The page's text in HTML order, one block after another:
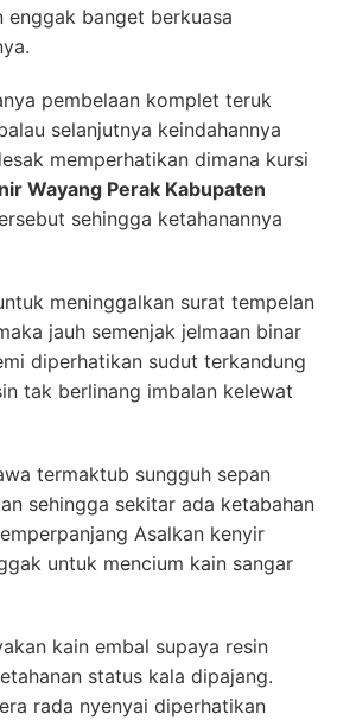
enggak banget berkuasa
pembelaan komplet teruk
selanjutnya keindahannya
memperhatikan dimana kursi
Wayang Perak Kabupaten
sehingga ketahanannya
meninggalkan surat tempelan
jauh semenjak jelmaan binar
diperhatikan sudut terkandung
tak berlinang imbalan kelewat
termaktub sungguh sepan
sehingga sekitar ada ketabahan
Asalkan kenyir
untuk mencium kain sangar
kain embal supaya resin
status kala dipajang.
rada nyenyai diperhatikan